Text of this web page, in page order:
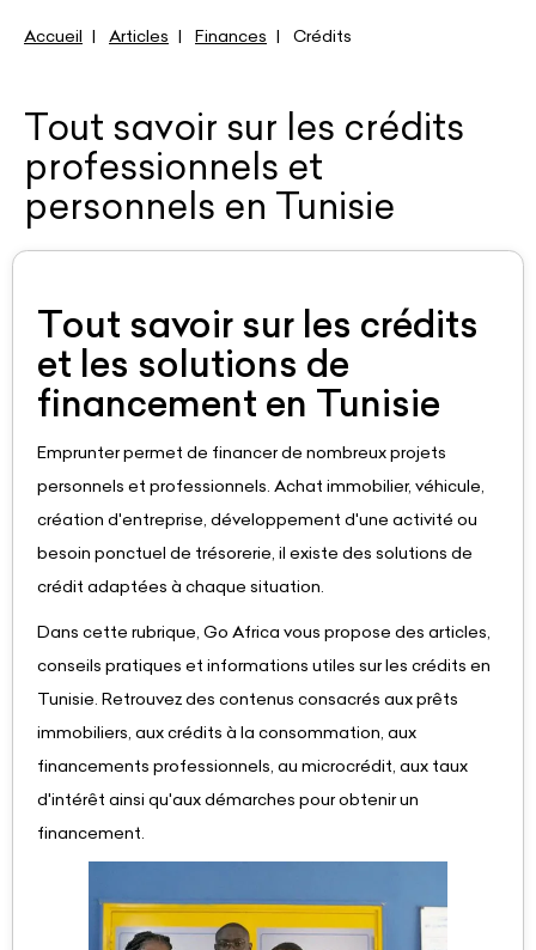
Accueil Articles Finances Crédits
Tout savoir sur les crédits
professionnels et
personnels en Tunisie
Tout savoir sur les crédits
et les solutions de
financement en Tunisie
Emprunter permet de financer de nombreux projets
personnels et professionnels. Achat immobilier, véhicule,
création d'entreprise, développement d'une activité ou
besoin ponctuel de trésorerie, il existe des solutions de
crédit adaptées à chaque situation.
Dans cette rubrique, Go Africa vous propose des articles,
conseils pratiques et informations utiles sur les crédits en
Tunisie. Retrouvez des contenus consacrés aux prêts
immobiliers, aux crédits à la consommation, aux
financements professionnels, au microcrédit, aux taux
d'intérêt ainsi qu'aux démarches pour obtenir un
financement.